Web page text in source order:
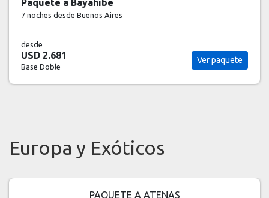
Paquete a Bayahibe
7 noches desde Buenos Aires
desde
USD 2.681
Base Doble
Ver paquete
Europa y Exóticos
PAQUETE A ATENAS